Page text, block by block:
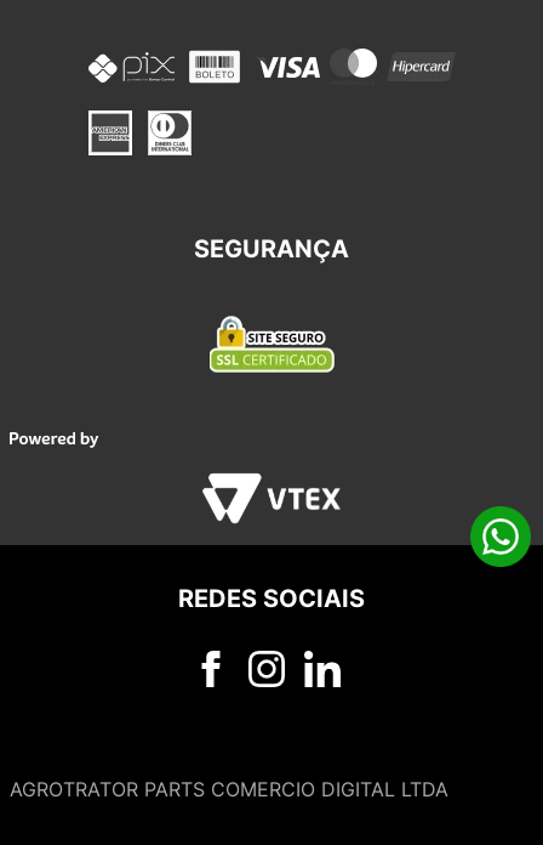
SEGURANÇA
REDES SOCIAIS
AGROTRATOR PARTS COMERCIO DIGITAL LTDA